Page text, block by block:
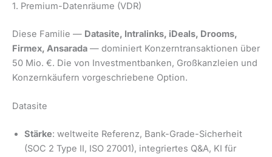
1. Premium-Datenräume (VDR)
Diese Familie — Datasite, Intralinks, iDeals, Drooms,
Firmex, Ansarada — dominiert Konzerntransaktionen über
50 Mio. €. Die von Investmentbanken, Großkanzleien und
Konzernkäufern vorgeschriebene Option.
Datasite
Stärke: weltweite Referenz, Bank-Grade-Sicherheit
(SOC 2 Type II, ISO 27001), integriertes Q&A, KI für